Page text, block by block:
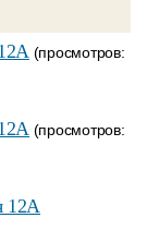
(просмотров:
(просмотров:
12А